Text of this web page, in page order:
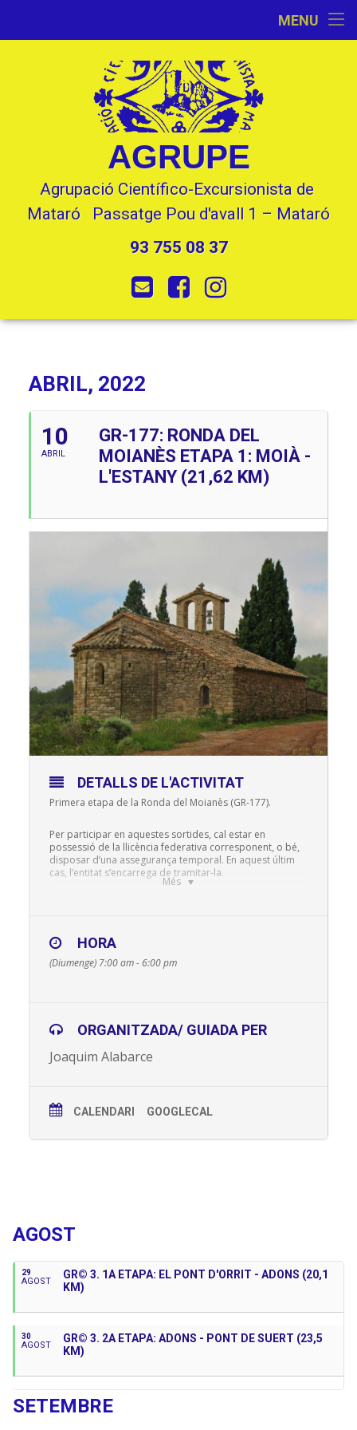
MENU
AGRUPE
Agrupació Científico-Excursionista de
Mataró   Passatge Pou d'avall 1 – Mataró
93 755 08 37
E-mailFacebookInstagram
ABRIL, 2022
10
ABRIL
GR-177: RONDA DEL
MOIANÈS ETAPA 1: MOIÀ -
L'ESTANY (21,62 KM)
Més
DETALLS DE L'ACTIVITAT
Primera etapa de la Ronda del Moianès (GR-177).
Per participar en aquestes sortides, cal estar en
possessió de la llicència federativa corresponent, o bé,
disposar d’una assegurança temporal. En aquest últim
cas, l’entitat s’encarrega de tramitar-la.
seu, al correu info@agrupe.cat, o bé al telèfon 93 755 08
Hora: 7 h.
Descobreix la comarca del Moianès a través d’una
Moià. Un territori per descobrir ple de paisatges i
El Moianès és una comarca catalana circumscrita a l’a
comú del Moianès. El GR® 177, conegut també com a
ronda del Moianès, és un itinerari circular d’uns 109
HORA
(Diumenge) 7:00 am - 6:00 pm
ORGANITZADA/ GUIADA PER
Joaquim Alabarce
CALENDARI GOOGLECAL
AGOST
29
AGOST
GR© 3. 1A ETAPA: EL PONT D'ORRIT - ADONS (20,1
KM)
30
AGOST
GR© 3. 2A ETAPA: ADONS - PONT DE SUERT (23,5
KM)
SETEMBRE